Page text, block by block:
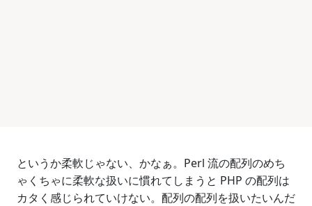
というか柔軟じゃない、かなぁ。Perl 流の配列のめち
ゃくちゃに柔軟な扱いに慣れてしまうと PHP の配列は
カタく感じられていけない。配列の配列を扱いたいんだ